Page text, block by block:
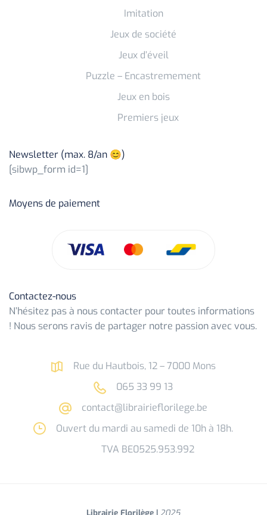
Imitation
Jeux de société
Jeux d’éveil
Puzzle – Encastremement
Jeux en bois
Premiers jeux
Newsletter (max. 8/an 😊)
[sibwp_form id=1]
Moyens de paiement
Contactez-nous
N’hésitez pas à nous contacter pour toutes informations
! Nous serons ravis de partager notre passion avec vous.
Rue du Hautbois, 12 – 7000 Mons
065 33 99 13
contact@librairieflorilege.be
Ouvert du mardi au samedi de 10h à 18h.
TVA BE0525.953.992
Librairie Florilège | 2025